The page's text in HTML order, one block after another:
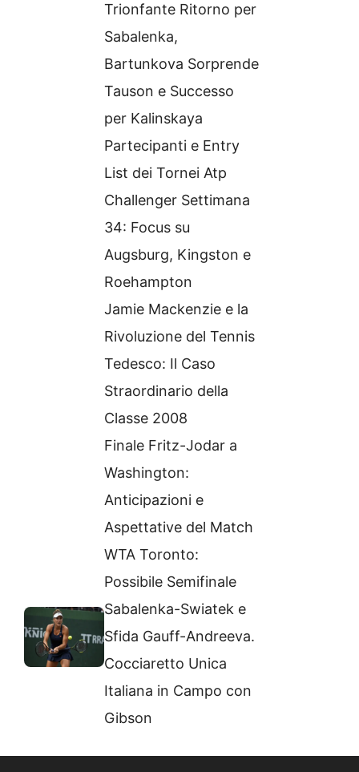
Trionfante Ritorno per
Sabalenka,
Bartunkova Sorprende
Tauson e Successo
per Kalinskaya
Partecipanti e Entry
List dei Tornei Atp
Challenger Settimana
34: Focus su
Augsburg, Kingston e
Roehampton
Jamie Mackenzie e la
Rivoluzione del Tennis
Tedesco: Il Caso
Straordinario della
Classe 2008
Finale Fritz-Jodar a
Washington:
Anticipazioni e
Aspettative del Match
WTA Toronto:
Possibile Semifinale
Sabalenka-Swiatek e
Sfida Gauff-Andreeva.
Cocciaretto Unica
Italiana in Campo con
Gibson